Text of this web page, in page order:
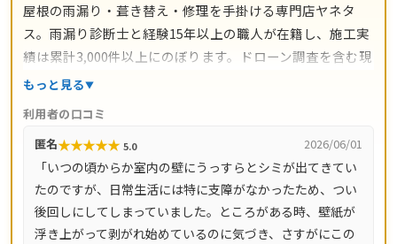
屋根の雨漏り・葺き替え・修理を手掛ける専門店ヤネタ
ス。雨漏り診断士と経験15年以上の職人が在籍し、施工実
績は累計3,000件以上にのぼります。ドローン調査を含む現
地調査・お見積り・出張費は無料。瓦ずれ直し1,500円〜/
㎡と料金の目安が明確で、自社職人の直接施工により中間
マージンがかかりません。施工後は10年間の工事保証付
き。東京都・神奈川県・埼玉県・千葉県・茨城県・栃木
県・群馬県など全国14都道府県に対応し、LINE・メールは
24時間受付、最短当日にお伺いします。
もっと見る
利用者の口コミ
匿名★★★★★ 5.0 2026/06/01
「いつの頃からか室内の壁にうっすらとシミが出てきてい
たのですが、日常生活には特に支障がなかったため、つい
後回しにしてしまっていました。ところがある時、壁紙が
浮き上がって剥がれ始めているのに気づき、さすがにこの